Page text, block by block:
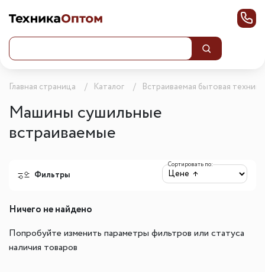
Главная страница Каталог Встраиваемая бытовая техника
Машины сушильные
встраиваемые
Фильтры
Сортировать по:
Ничего не найдено
Попробуйте изменить параметры фильтров или статуса
наличия товаров